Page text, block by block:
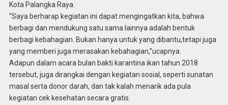
Kota Palangka Raya.
“Saya berharap kegiatan ini dapat mengingatkan kita, bahwa
berbagi dan mendukung satu sama lainnya adalah bentuk
berbagi kebahagian. Bukan hanya untuk yang dibantu,tetapi juga
yang memberi juga merasakan kebahagian,”ucapnya.
Adapun dalam acara bulan bakti karantina ikan tahun 2018
tersebut, juga dirangkai dengan kegiatan sosial, seperti sunatan
masal serta donor darah, dan tak kalah menarik ada pula
kegiatan cek kesehatan secara gratis.